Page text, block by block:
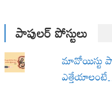
పాపులర్ పోస్టులు
మావోయిస్టు